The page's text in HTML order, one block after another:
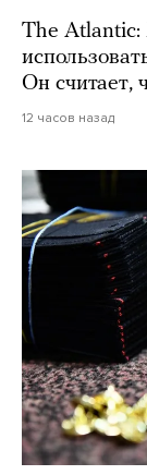
The Atlantic:
Он считает,
12 часов назад